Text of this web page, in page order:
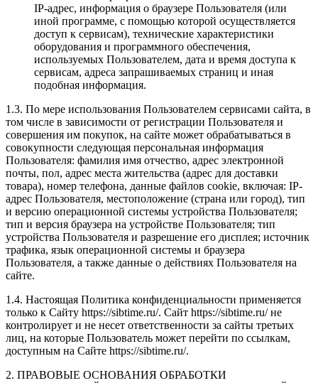
IP-адрес, информация о браузере Пользователя (или
иной программе, с помощью которой осуществляется
доступ к сервисам), технические характеристики
оборудования и программного обеспечения,
используемых Пользователем, дата и время доступа к
сервисам, адреса запрашиваемых страниц и иная
подобная информация.
1.3. По мере использования Пользователем сервисами сайта, в
том числе в зависимости от регистрации Пользователя и
совершения им покупок, на сайте может обрабатываться в
совокупности следующая персональная информация
Пользователя: фамилия имя отчество, адрес электронной
почты, пол, адрес места жительства (адрес для доставки
товара), номер телефона, данные файлов cookie, включая: IP-
адрес Пользователя, местоположение (страна или город), тип
и версию операционной системы устройства Пользователя;
тип и версия браузера на устройстве Пользователя; тип
устройства Пользователя и разрешение его дисплея; источник
трафика, язык операционной системы и браузера
Пользователя, а также данные о действиях Пользователя на
сайте.
1.4. Настоящая Политика конфиденциальности применяется
только к Сайту https://sibtime.ru/. Сайт https://sibtime.ru/ не
контролирует и не несет ответственности за сайты третьих
лиц, на которые Пользователь может перейти по ссылкам,
доступным на Сайте https://sibtime.ru/.
2. ПРАВОВЫЕ ОСНОВАНИЯ ОБРАБОТКИ